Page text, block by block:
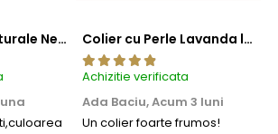
Cercei Perle Naturale Negre 5-6 mm, Buton AAA, Aur 14K (aur 585), Tip Șurub | KASKADDA® Colier cu Perle Lavanda la Baza Gatului, de 4-5 mm, Perle Rare, Calitate AAA+, Aur 14K | KASKADDA®
Achizitie verificata
Ada Baciu,Acum 3 luni
Un colier foarte frumos!